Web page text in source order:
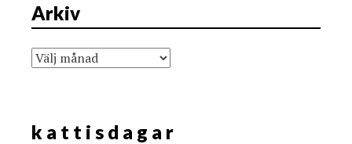
Arkiv
Arkiv
k a t t i s d a g a r